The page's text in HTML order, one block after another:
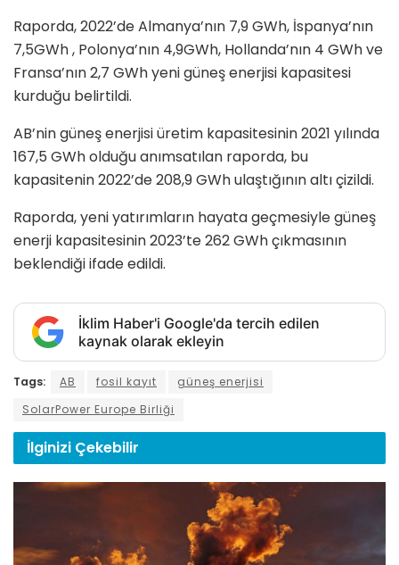
Raporda, 2022’de Almanya’nın 7,9 GWh, İspanya’nın
7,5GWh , Polonya’nın 4,9GWh, Hollanda’nın 4 GWh ve
Fransa’nın 2,7 GWh yeni güneş enerjisi kapasitesi
kurduğu belirtildi.
AB’nin güneş enerjisi üretim kapasitesinin 2021 yılında
167,5 GWh olduğu anımsatılan raporda, bu
kapasitenin 2022’de 208,9 GWh ulaştığının altı çizildi.
Raporda, yeni yatırımların hayata geçmesiyle güneş
enerji kapasitesinin 2023’te 262 GWh çıkmasının
beklendiği ifade edildi.
İklim Haber'i Google'da tercih edilen
kaynak olarak ekleyin
Tags: AB fosil kayıt
güneş enerjisi
SolarPower Europe Birliği
İlginizi Çekebilir